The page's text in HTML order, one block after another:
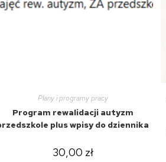
Plany i programy pracy
Program rewalidacji autyzm
plus wpisy do dziennika
30,00 zł